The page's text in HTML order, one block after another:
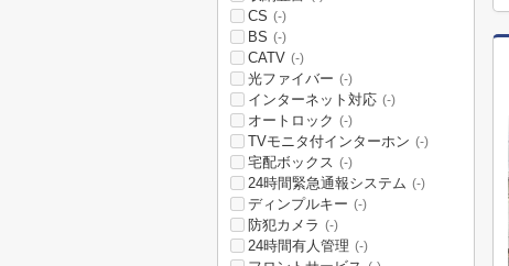
CS (-)
BS (-)
CATV (-)
光ファイバー (-)
インターネット対応 (-)
オートロック (-)
TVモニタ付インターホン (-)
宅配ボックス (-)
24時間緊急通報システム (-)
ディンプルキー (-)
防犯カメラ (-)
24時間有人管理 (-)